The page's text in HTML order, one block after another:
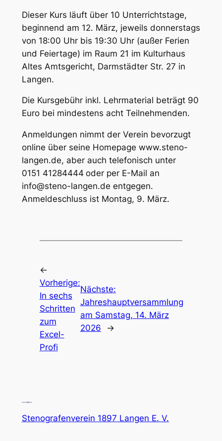
Dieser Kurs läuft über 10 Unterrichtstage,
beginnend am 12. März, jeweils donnerstags
von 18:00 Uhr bis 19:30 Uhr (außer Ferien
und Feiertage) im Raum 21 im Kulturhaus
Altes Amtsgericht, Darmstädter Str. 27 in
Langen.
Die Kursgebühr inkl. Lehrmaterial beträgt 90
Euro bei mindestens acht Teilnehmenden.
Anmeldungen nimmt der Verein bevorzugt
online über seine Homepage www.steno-
langen.de, aber auch telefonisch unter
0151 41284444 oder per E-Mail an
info@steno-langen.de entgegen.
Anmeldeschluss ist Montag, 9. März.
←
Vorherige:
In sechs
Schritten
zum
Excel-
Profi
Nächste:
Jahreshauptversammlung
am Samstag, 14. März
2026
→
Stenografenverein 1897 Langen E. V.